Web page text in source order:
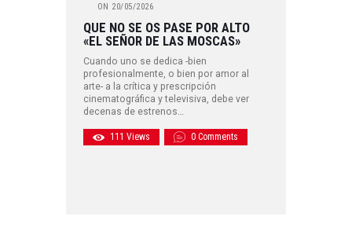
ON 20/05/2026
QUE NO SE OS PASE POR ALTO
«EL SEÑOR DE LAS MOSCAS»
Cuando uno se dedica -bien
profesionalmente, o bien por amor al
arte- a la crítica y prescripción
cinematográfica y televisiva, debe ver
decenas de estrenos…
111 Views 0 Comments